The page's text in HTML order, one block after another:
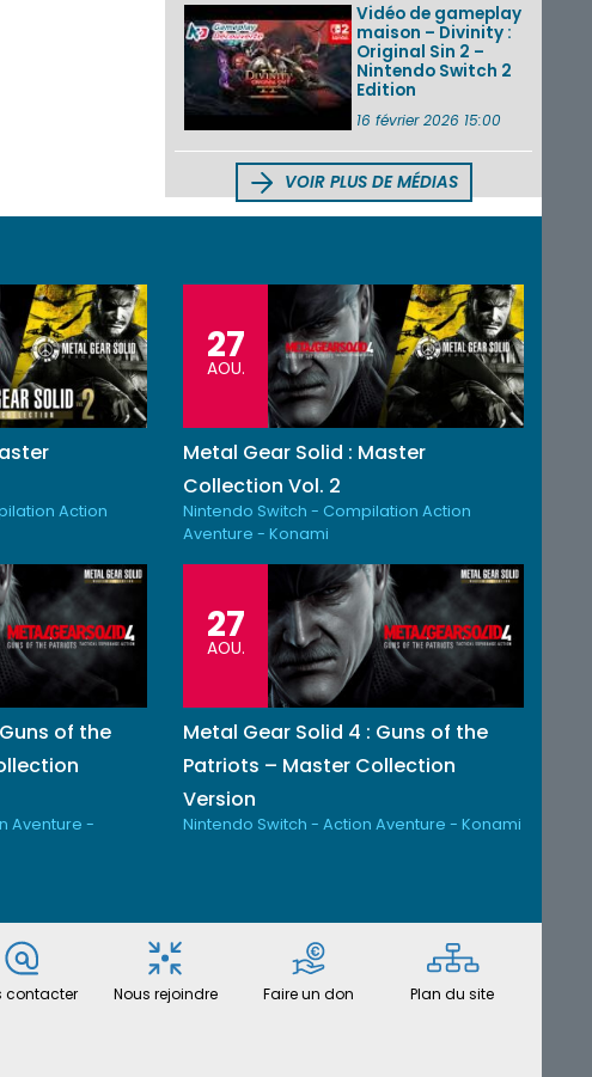
Vidéo de gameplay
maison – Divinity :
Original Sin 2 –
Nintendo Switch 2
Edition
16 février 2026 15:00
VOIR PLUS DE MÉDIAS
Action
27
AOU.
Metal Gear Solid : Master
Collection Vol. 2
Nintendo Switch - Compilation Action
Aventure - Konami
of the
Aventure -
27
AOU.
Metal Gear Solid 4 : Guns of the
Patriots – Master Collection
Version
Nintendo Switch - Action Aventure - Konami
contacter Nous rejoindre Faire un don Plan du site